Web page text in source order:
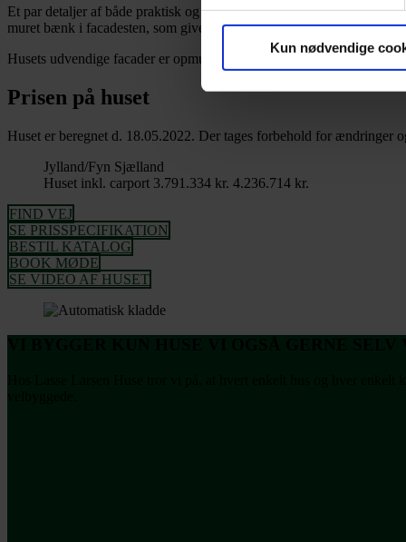
Kun nødvendige
Et par detaljer af både praktisk og hyggelig karakter i huset skal
muret bænk i facadesten, som giver et råt udtryk til det stilrene
Husets udvendige facader er opmuret i blødstrøgne mursten fra
Prisen på huset
Huset er beregnet d. 18.05.2022. Der tages forbehold for ændringer
Jylland/Fyn Sjælland
Huset inkl. carport 3.791.334 kr. 4.236.714 kr.
FIND VEJ
SE PRISSPECIFIKATION
BESTIL KATALOG
BOOK MØDE
SE VIDEO AF HUSET